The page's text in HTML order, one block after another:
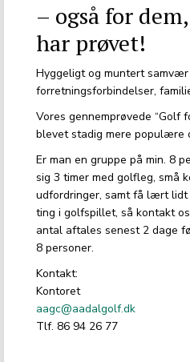
– også for
har prøvet!
Hyggeligt og muntert
forretningsforbindelser,
Vores gennemprøvede “Golf
blevet stadig mere populære
Er man en gruppe på min. 8
sig 3 timer med golfleg, små
udfordringer, samt få lært
ting i golfspillet, så kontakt
antal aftales senest 2 dage
8 personer.
Kontakt:
Kontoret
aagc@aadalgolf.dk
Tlf. 86 94 26 77